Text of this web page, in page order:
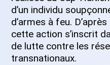
d’un individu
d’armes à feu.
cette action s’inscrit
de lutte contre les
transnationaux.